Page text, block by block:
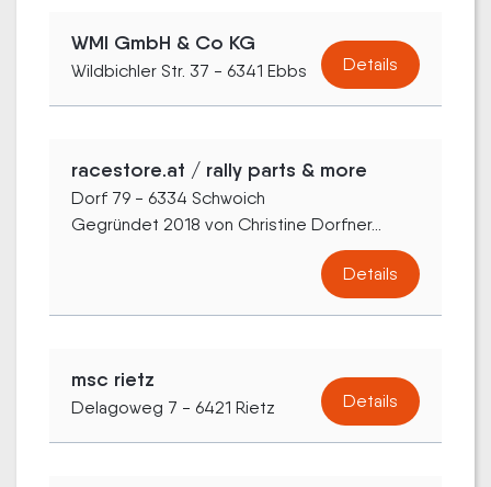
WMI GmbH & Co KG
Wildbichler Str. 37 - 6341 Ebbs Details
racestore.at / rally parts & more
Dorf 79 - 6334 Schwoich
Gegründet 2018 von Christine Dorfner...
Details
msc rietz
Delagoweg 7 - 6421 Rietz Details